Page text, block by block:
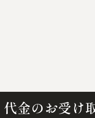
代金のお受け